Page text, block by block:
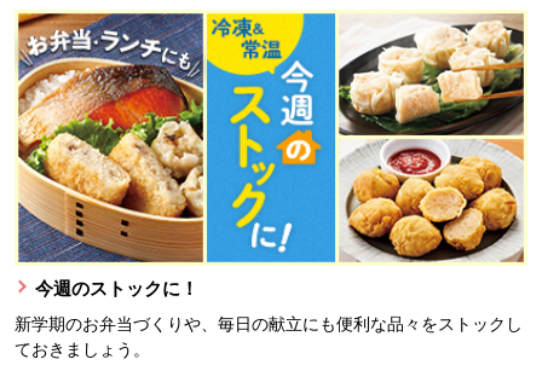
今週のストックに！
新学期のお弁当づくりや、毎日の献立にも便利な品々をストックし
ておきましょう。